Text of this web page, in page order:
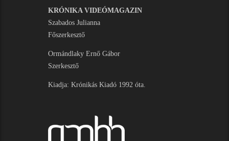
KRÓNIKA VIDEÓMAGAZIN
Szabados Julianna
Főszerkesztő
Ormándlaky Ernő Gábor
Szerkesztő
Kiadja: Krónikás Kiadó 1992 óta.